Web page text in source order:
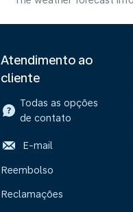
Atendimento ao
cliente
Todas as opções
de contato
E-mail
Reembolso
Reclamações